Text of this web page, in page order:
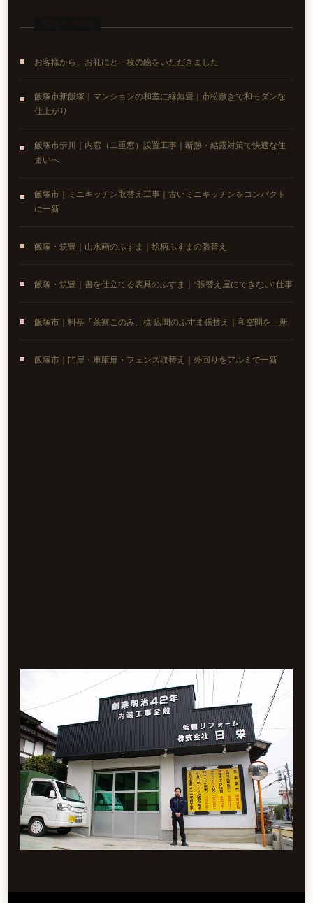
お客様から、お礼にと一枚の絵をいただきました
飯塚市新飯塚｜マンションの和室に縁無畳｜市松敷きで和モダンな
仕上がり
飯塚市伊川｜内窓（二重窓）設置工事｜断熱・結露対策で快適な住
まいへ
飯塚市｜ミニキッチン取替え工事｜古いミニキッチンをコンパクト
に一新
飯塚・筑豊｜山水画のふすま｜絵柄ふすまの張替え
飯塚・筑豊｜書を仕立てる表具のふすま｜“張替え屋にできない”仕事
飯塚市｜料亭「茶寮このみ」様 広間のふすま張替え｜和空間を一新
飯塚市｜門扉・車庫扉・フェンス取替え｜外回りをアルミで一新